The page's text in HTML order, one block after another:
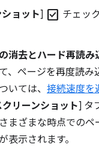
ョット] check_box チェッ
消去とハード再読み
、ページを再度読み
いては、 接続速度を
クリーンショット] タ
まざまな時点でのペ
表示されます。